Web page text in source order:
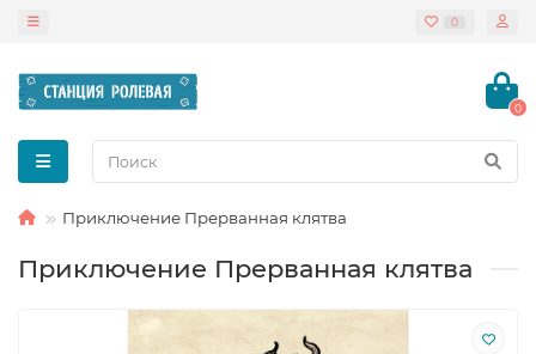
0
0
Приключение Прерванная клятва
Приключение Прерванная клятва